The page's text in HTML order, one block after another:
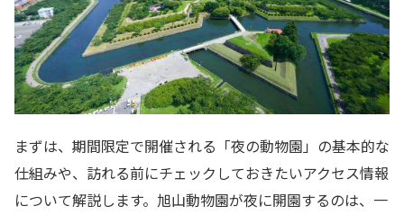
まずは、期間限定で開催される「夜の動物園」の基本的な
仕組みや、訪れる前にチェックしておきたいアクセス情報
について解説します。旭山動物園が夜に開園するのは、一